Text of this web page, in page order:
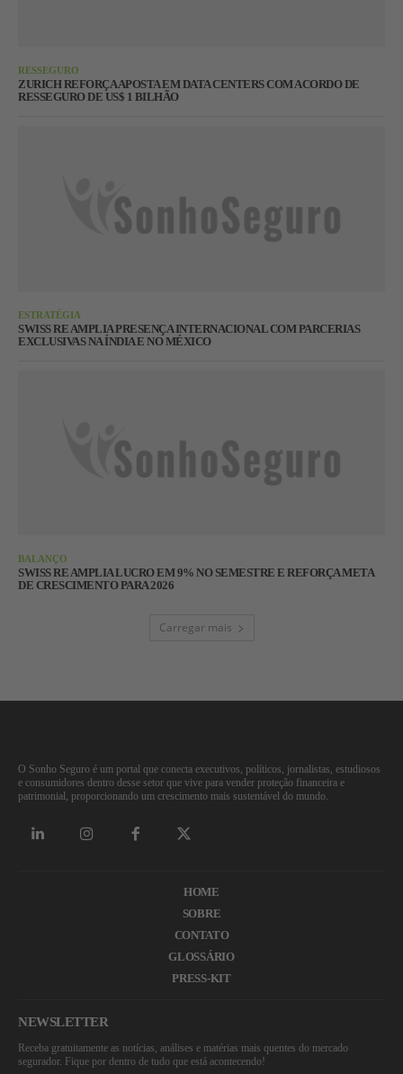
RESSEGURO
ZURICH REFORÇA APOSTA EM DATA CENTERS COM ACORDO DE
RESSEGURO DE US$ 1 BILHÃO
ESTRATÉGIA
SWISS RE AMPLIA PRESENÇA INTERNACIONAL COM PARCERIAS
EXCLUSIVAS NA ÍNDIA E NO MÉXICO
BALANÇO
SWISS RE AMPLIA LUCRO EM 9% NO SEMESTRE E REFORÇA META
DE CRESCIMENTO PARA 2026
Carregar mais
O Sonho Seguro é um portal que conecta executivos, políticos, jornalistas, estudiosos
e consumidores dentro desse setor que vive para vender proteção financeira e
patrimonial, proporcionando um crescimento mais sustentável do mundo.
HOME
SOBRE
CONTATO
GLOSSÁRIO
PRESS-KIT
NEWSLETTER
Receba gratuitamente as notícias, análises e matérias mais quentes do mercado
segurador. Fique por dentro de tudo que está acontecendo!